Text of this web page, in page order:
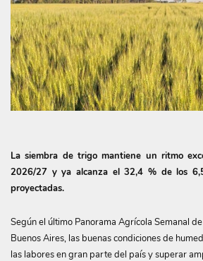
La siembra de trigo mantiene un ritmo
2026/27 y ya alcanza el 32,4 % de los
proyectadas.
Según el último Panorama Agrícola Semanal
Buenos Aires, las buenas condiciones de
las labores en gran parte del país y superar